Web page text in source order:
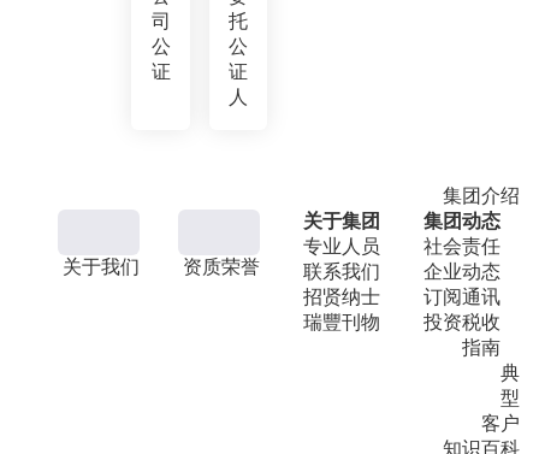
司
公
证
托
公
证
人
集团介绍
关于我们 资质荣誉
关于集团
专业人员
联系我们
招贤纳士
瑞豐刊物
集团动态
社会责任
企业动态
订阅通讯
投资税收
指南
典
型
客户
知识百科